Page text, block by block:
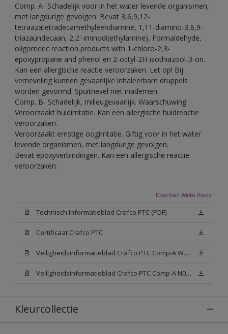
Comp. A- Schadelijk voor in het water levende organismen,
met langdurige gevolgen. Bevat 3,6,9,12-
tetraazatetradecamethyleendiamine, 1,11-diamino-3,6,9-
triazaündecaan, 2,2'-iminodi(ethylamine), Formaldehyde,
oligomeric reaction products with 1-chloro-2,3-
epoxypropane and phenol en 2-octyl-2H-isothiazool-3-on.
Kan een allergische reactie veroorzaken. Let op! Bij
verneveling kunnen gevaarlijke inhaleerbare druppels
worden gevormd. Spuitnevel niet inademen.
Comp. B- Schadelijk, milieugevaarlijk. Waarschuwing.
Veroorzaakt huidirritatie. Kan een allergische huidreactie
veroorzaken.
Veroorzaakt ernstige oogirritatie. Giftig voor in het water
levende organismen, met langdurige gevolgen.
Bevat epoxyverbindingen. Kan een allergische reactie
veroorzaken.
Download Adobe Reader
Technisch Informatieblad Crafco PTC (PDF)
Certificaat Crafco PTC
Veiligheidsinformatieblad Crafco PTC Comp-A W05 (MSDS)
Veiligheidsinformatieblad Crafco PTC Comp-A N00 (MSDS)
Kleurcollectie